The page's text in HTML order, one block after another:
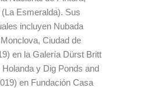
Esmeralda). Sus
incluyen Nubada
Ciudad de
en la Galería Dürst Britt
y Dig Ponds and
en Fundación Casa